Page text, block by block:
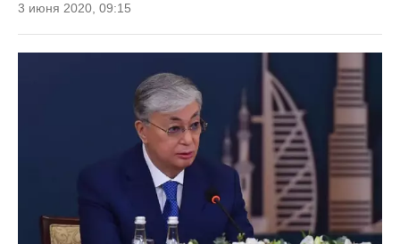
3 июня 2020, 09:15